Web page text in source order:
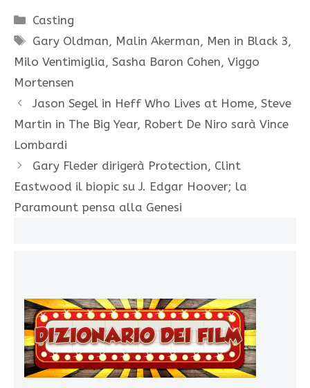
Categorie
Casting
Tag
Gary Oldman, Malin Akerman, Men in Black 3,
Milo Ventimiglia, Sasha Baron Cohen, Viggo
Mortensen
Jason Segel in Heff Who Lives at Home, Steve
Martin in The Big Year, Robert De Niro sarà Vince
Lombardi
Gary Fleder dirigerà Protection, Clint
Eastwood il biopic su J. Edgar Hoover; la
Paramount pensa alla Genesi